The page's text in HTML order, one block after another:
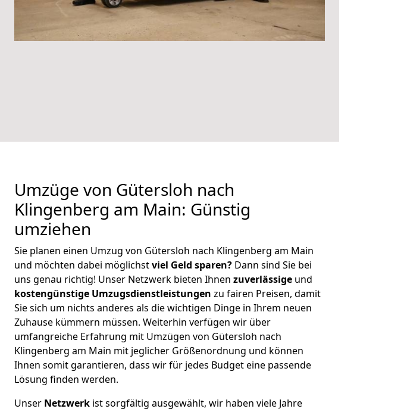
Umzüge von Gütersloh nach
Klingenberg am Main: Günstig
umziehen
Sie planen einen Umzug von Gütersloh nach Klingenberg am Main
und möchten dabei möglichstviel Geld sparen? Dann sind Sie bei
uns genau richtig! Unser Netzwerk bieten Ihnen zuverlässige und
kostengünstige Umzugsdienstleistungen zu fairen Preisen, damit
Sie sich um nichts anderes als die wichtigen Dinge in Ihrem neuen
Zuhause kümmern müssen. Weiterhin verfügen wir über
umfangreiche Erfahrung mit Umzügen von Gütersloh nach
Klingenberg am Main mit jeglicher Größenordnung und können
Ihnen somit garantieren, dass wir für jedes Budget eine passende
Lösung finden werden.
Unser Netzwerk ist sorgfältig ausgewählt, wir haben viele Jahre